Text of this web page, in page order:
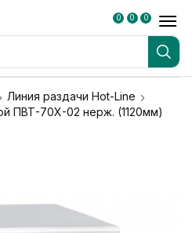
0 0 0
Линия раздачи Hot-Line
ПВТ-70Х-02 нерж. (1120мм)